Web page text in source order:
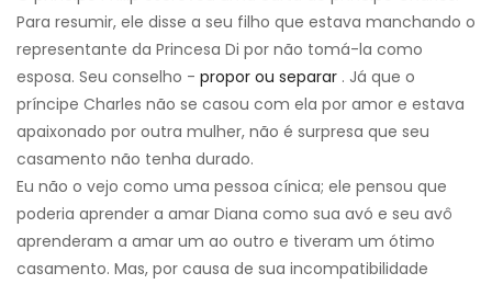
Para resumir, ele disse a seu filho que estava manchando o
representante da Princesa Di por não tomá-la como
esposa. Seu conselho - propor ou separar . Já que o
príncipe Charles não se casou com ela por amor e estava
apaixonado por outra mulher, não é surpresa que seu
casamento não tenha durado.
Eu não o vejo como uma pessoa cínica; ele pensou que
poderia aprender a amar Diana como sua avó e seu avô
aprenderam a amar um ao outro e tiveram um ótimo
casamento. Mas, por causa de sua incompatibilidade